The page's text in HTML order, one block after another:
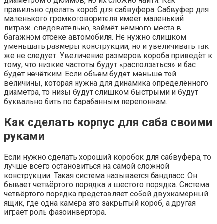
правильно сделать короб для сабвуфера. Сабвуфер для
маленького громкоговорителя имеет маленький
литраж, следовательно, займёт немного места в
багажном отсеке автомобиля. Не нужно слишком
уменьшать размеры конструкции, но и увеличивать так
же не следует. Увеличение размеров короба приведёт к
тому, что низкие частоты будут «расползаться» и бас
будет нечётким. Если объем будет меньше той
величины, которая нужна для динамика определённого
диаметра, то низы будут слишком быстрыми и будут
буквально бить по барабанным перепонкам.
Как сделать корпус для саба своими
руками
Если нужно сделать хороший коробок для сабвуфера, то
лучше всего остановиться на самой сложной
конструкции. Такая система называется бандпасс. Он
бывает четвёртого порядка и шестого порядка. Система
четвёртого порядка представляет собой двухкамерный
ящик, где одна камера это закрытый короб, а другая
играет роль фазоинвертора.